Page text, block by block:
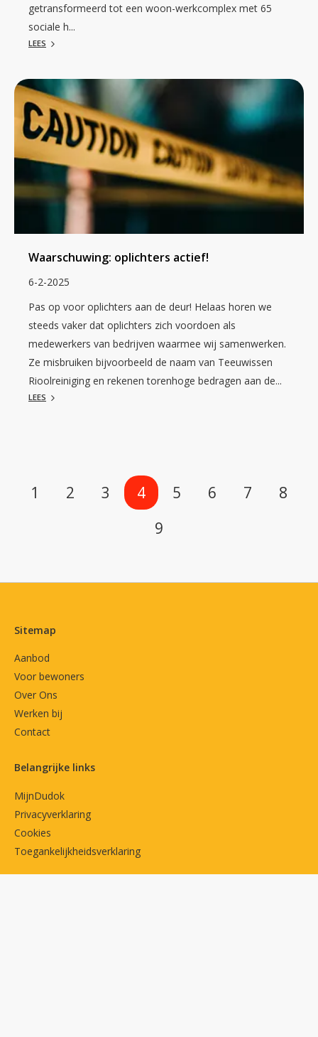
getransformeerd tot een woon-werkcomplex met 65
sociale h...
LEES
Waarschuwing: oplichters actief!
6-2-2025
Pas op voor oplichters aan de deur! Helaas horen we
steeds vaker dat oplichters zich voordoen als
medewerkers van bedrijven waarmee wij samenwerken.
Ze misbruiken bijvoorbeeld de naam van Teeuwissen
Rioolreiniging en rekenen torenhoge bedragen aan de...
LEES
Selecteer een pagina
1 2 3 4 5 6 7
8
9
Contactinformatie
Sitemap
Aanbod
Voor bewoners
Over Ons
Werken bij
Contact
Belangrijke links
MijnDudok
Privacyverklaring
Cookies
Toegankelijkheidsverklaring